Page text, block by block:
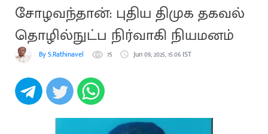
சோழவந்தான்: புதிய திமுக தகவல்
தொழில்நுட்ப நிர்வாகி நியமனம்
By S.Rathinavel 75 Jun 09, 2025, 15:06 IST